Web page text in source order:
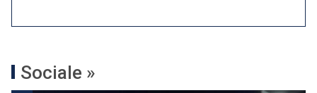
Sociale »